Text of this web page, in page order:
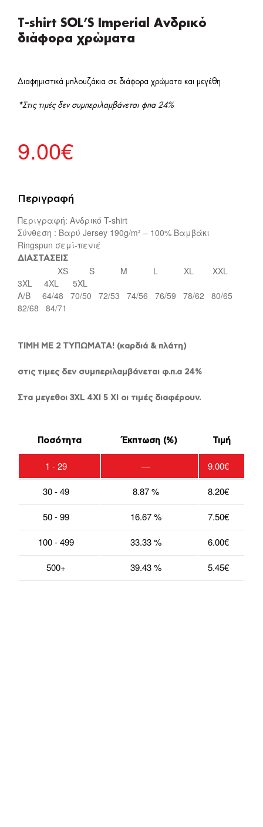
T-shirt SOL’S Imperial Ανδρικό
διάφορα χρώματα
Διαφημιστικά μπλουζάκια σε διάφορα χρώματα και μεγέθη
*Στις τιμές δεν συμπεριλαμβάνεται φπα 24%
9.00€
Περιγραφή
Περιγραφή: Ανδρικό T-shirt
Σύνθεση : Βαρύ Jersey 190g/m² – 100% Βαμβάκι
Ringspun σεμί-πενιέ
ΔΙΑΣΤΑΣΕΙΣ
XS S M L XL XXL
3XL 4XL 5XL
A/B 64/48 70/50 72/53 74/56 76/59 78/62 80/65
82/68 84/71
ΤΙΜΗ ΜΕ 2 ΤΥΠΩΜΑΤΑ! (καρδιά & πλάτη)
στις τιμες δεν συμπεριλαμβάνεται φ.π.α 24%
Στα μεγεθοι 3XL 4Xl 5 Xl οι τιμές διαφέρουν.
Ποσότητα Έκπτωση (%) Τιμή
1 - 29 — 9.00€
30 - 49 8.87 % 8.20€
50 - 99 16.67 % 7.50€
100 - 499 33.33 % 6.00€
500+ 39.43 % 5.45€